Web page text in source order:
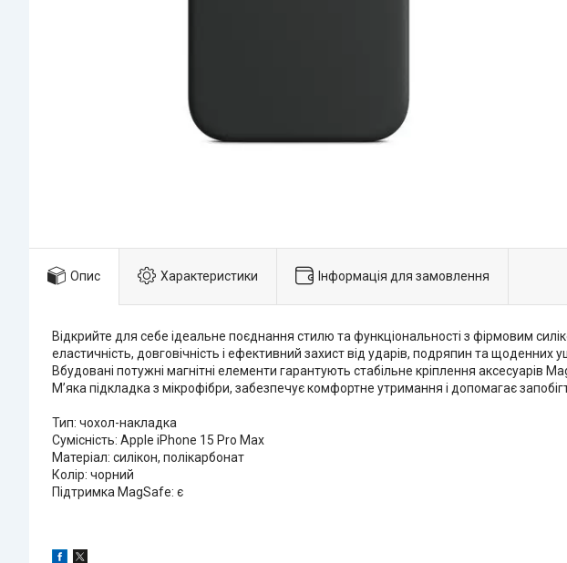
Опис Характеристики Інформація для замовлення
Відкрийте для себе ідеальне поєднання стилю та функціональності з фірмовим
еластичність, довговічність і ефективний захист від ударів, подряпин та щоденних
Вбудовані потужні магнітні елементи гарантують стабільне кріплення аксесуарів
М’яка підкладка з мікрофібри, забезпечує комфортне утримання і допомагає
Тип: чохол-накладка
Сумісність: Apple iPhone 15 Pro Max
Матеріал: силікон, полікарбонат
Колір: чорний
Підтримка MagSafe: є